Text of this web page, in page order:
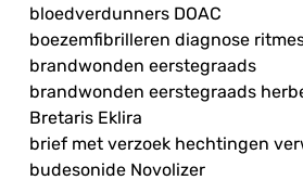
bloedverdunners DOAC
boezemfibrilleren diagnose
brandwonden eerstegraads
brandwonden eerstegraads
Bretaris Eklira
brief met verzoek hechtingen
budesonide Novolizer